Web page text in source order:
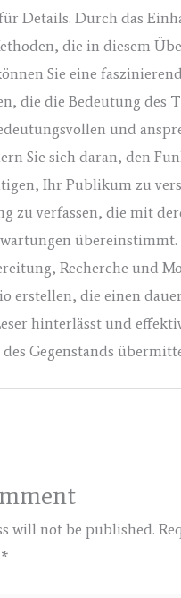
Details. Durch das
die in diesem
Sie eine
die die Bedeutung des
und
Sie sich daran, den
Ihr Publikum zu
zu verfassen, die mit
Recherche und
erstellen, die einen
hinterlässt und
Gegenstands
will not be published.
*